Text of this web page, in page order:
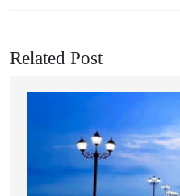
Related Post